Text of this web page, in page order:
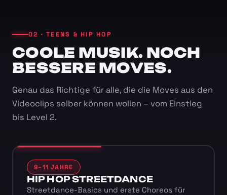
02 · TEENS & HIP HOP
COOLE MUSIK. NOCH
BESSERE MOVES.
Genau das Richtige für alle, die die Moves aus den
Videoclips selber können wollen – vom Einstieg
bis Level 2.
9–11 JAHRE
HIP HOP STREETDANCE
Streetdance-Basics und erste Choreos für